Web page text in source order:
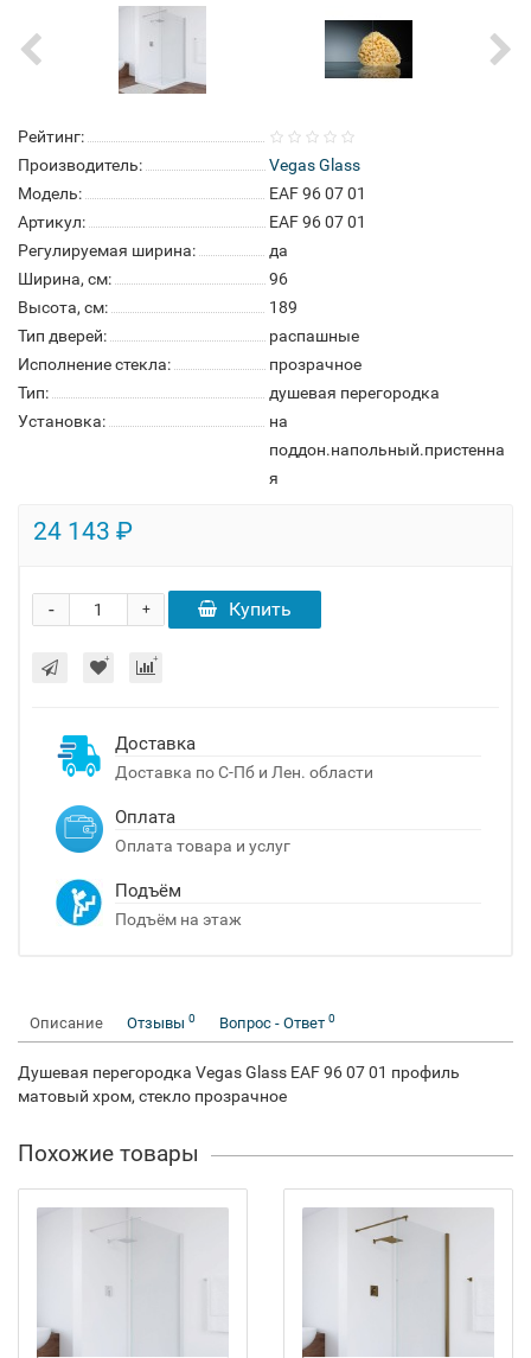
Рейтинг:
Производитель:
Vegas Glass
Модель:
EAF 96 07 01
Артикул:
EAF 96 07 01
Регулируемая ширина:
да
Ширина, см:
96
Высота, см:
189
Тип дверей:
распашные
Исполнение стекла:
прозрачное
Тип:
душевая перегородка
Установка:
на
поддон.напольный.пристенна
я
24 143 ₽
+
- Купить
Доставка
Доставка по С-Пб и Лен. области
Оплата
Оплата товара и услуг
Подъём
Подъём на этаж
Описание Отзывы 0 Вопрос - Ответ 0
Душевая перегородка Vegas Glass EAF 96 07 01 профиль
матовый хром, стекло прозрачное
Похожие товары